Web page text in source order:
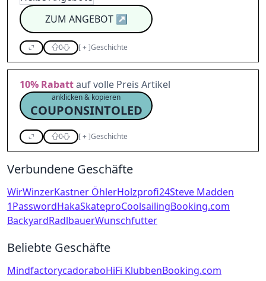
ZUM ANGEBOT↗
0 [+]Geschichte
10% Rabattauf volle Preis Artikel
anklicken & kopieren
COUPONSINTOLED
0 [+]Geschichte
Verbundene Geschäfte
WirWinzerKastner ÖhlerHolzprofi24Steve Madden
1PasswordHakaSkateproCoolsailingBooking.com
BackyardRadlbauerWunschfutter
Beliebte Geschäfte
MindfactorycadoraboHiFi KlubbenBooking.com